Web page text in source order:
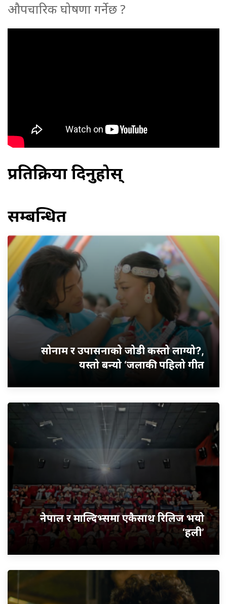
औपचारिक घोषणा गर्नेछ ?
प्रतिक्रिया दिनुहोस्
सम्बन्धित
सोनाम र उपासनाको जोडी कस्तो लाग्यो?,
यस्तो बन्यो ‘जलाकी’ पहिलो गीत
नेपाल र माल्दिभ्समा एकैसाथ रिलिज भयो
‘हली’